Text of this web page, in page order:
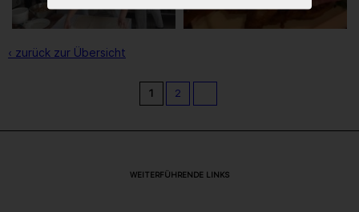
‹ zurück zur Übersicht
1 2
WEITERFÜHRENDE LINKS